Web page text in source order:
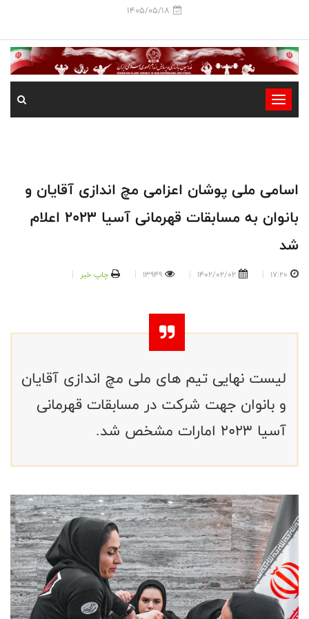
1405/05/18
-
-
-
اسامی ملی پوشان اعزامی مچ اندازی آقایان و
بانوان به مسابقات قهرمانی آسیا 2023 اعلام
شد
17:20
1402/02/02
13949 چاپ خبر
لیست نهایی تیم های ملی مچ اندازی آقایان
و بانوان جهت شرکت در مسابقات قهرمانی
آسیا 2023 امارات مشخص شد.